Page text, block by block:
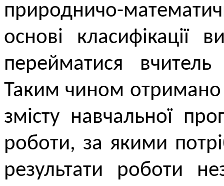
природничо-
основі класифікації
перейматися
Таким чином отримано
змісту навчальної
роботи, за якими
результати роботи